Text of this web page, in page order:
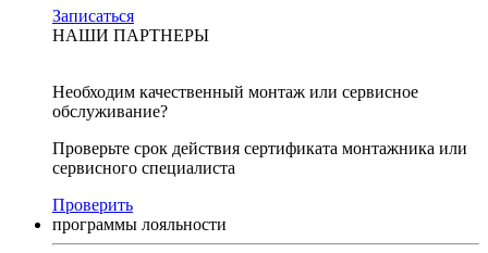
Записаться
НАШИ ПАРТНЕРЫ
Необходим качественный монтаж или сервисное
обслуживание?
Проверьте срок действия сертификата монтажника или
сервисного специалиста
Проверить
программы лояльности